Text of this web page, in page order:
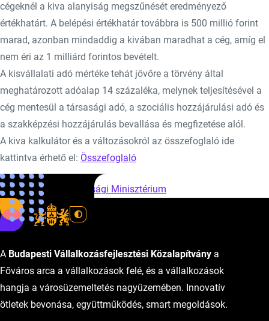
cégeknél a kiva alanyiság megszűnését eredményező
értékhatárt. A belépési értékhatár továbbra is 500 millió forint
marad, azonban mindaddig a kivában maradhat a cég, amíg el
nem éri az 1 milliárd forintos bevételt.
A kisvállalati adó mértéke tehát jövőre a törvény által
meghatározott adóalap 14 százaléka, melynek teljesítésével a
cég mentesül a társasági adó, a szociális hozzájárulási adó és
a szakképzési hozzájárulás bevallása és megfizetése alól.
A kiva kalkulátor és a változásokról az összefoglaló ide
kattintva érhető el: Összefoglaló
Forrás:Nemzetgazdasági Minisztérium
A Budapesti Vállalkozásfejlesztési Közalapítvány a
Főváros arca a vállalkozások felé, és a vállalkozások
hangja a városüzemeltetés nagyüzemében. Innovatív
ötletek bevonása, együttműködés, smart megoldások.